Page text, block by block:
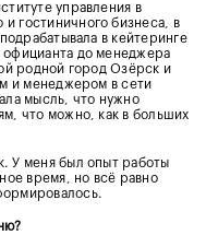
управления в
гостиничного бизнеса, в
в кейтеринге
до менеджера
родной город Озёрск и
и менеджером в сети
мысль, что нужно
что можно, как в больших
У меня был опыт работы
время, но всё равно